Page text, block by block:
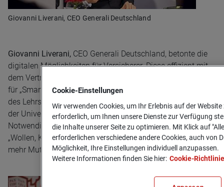
Giovanni Liverani, CEO Generali Deutschland
Giovanni Liverani, CEO Generali Deutschland, betonte die
digitalen Möglichkeiten für Versicherer. Diese effizient mit
dem Vertrauen des Kunden zu nutzen, ist das Fundament
für „Smart Insurance“.Prof. Dr. Tobias Kollmann
des Lehrstuhls für E-Business und E-Entrepeneurship an
der Universität Duisburg-Essen, beleuchtete die
Notwendigkeit digitaler Veränderungen. Unter dem Titel
„Wollen, Können, Machen“ sprach sich Prof. Kollmann für
mehr Mut, Innovationsgeist und Digital Leadership aus.
Cookie-­Einstellungen
Wir verwenden Cookies, um Ihr Erlebnis auf der
erforderlich, um Ihnen unsere Dienste zur Verfügung
die Inhalte unserer Seite zu optimieren. Mit Klick auf
erforderlichen verschiedene andere Cookies, auch von
Möglichkeit, Ihre Einstellungen individuell anzupassen.
Weitere Informationen finden Sie hier: Cookie-Richtlinie